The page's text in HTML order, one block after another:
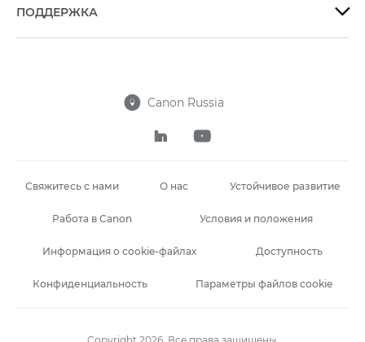
ПОДДЕРЖКА 
 Canon Russia
 
Свяжитесь с нами О нас Устойчивое развитие
Работа в Canon Условия и положения
Информация о cookie-файлах Доступность
Конфиденциальность Параметры файлов cookie